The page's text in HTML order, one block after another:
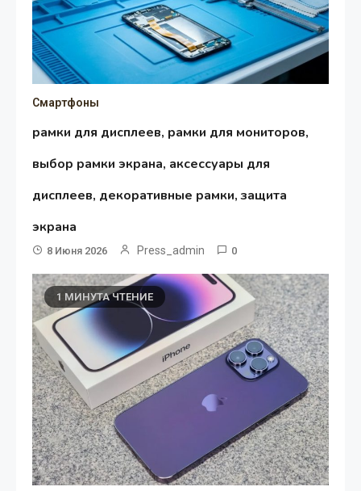
Смартфоны
рамки для дисплеев, рамки для мониторов,
выбор рамки экрана, аксессуары для
дисплеев, декоративные рамки, защита
экрана
8 Июня 2026 Press_admin 0
1 МИНУТА ЧТЕНИЕ